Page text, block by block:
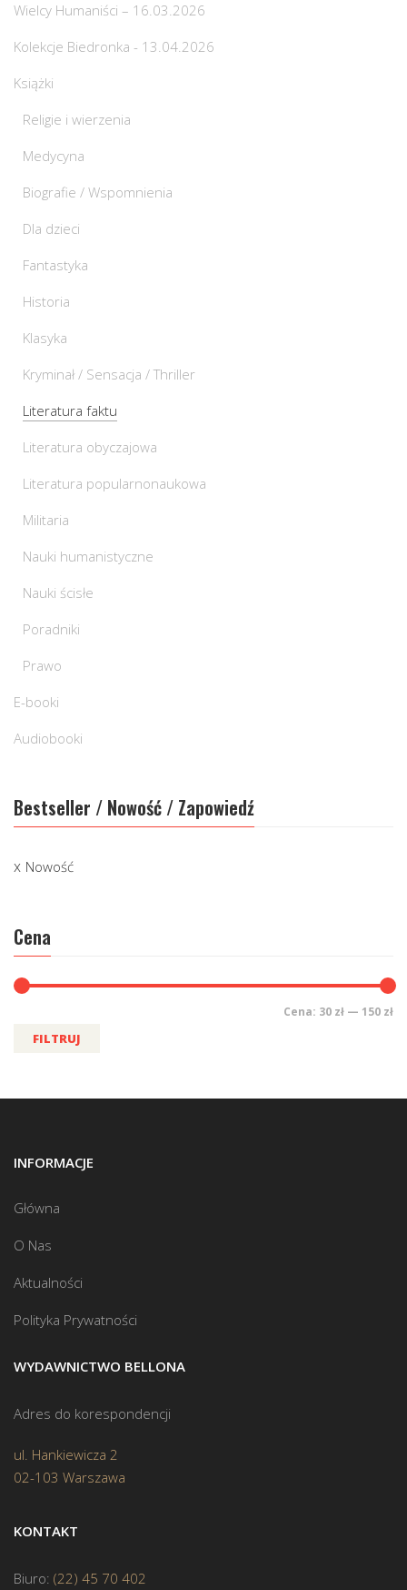
Wielcy Humaniści – 16.03.2026
Kolekcje Biedronka - 13.04.2026
Książki
Religie i wierzenia
Medycyna
Biografie / Wspomnienia
Dla dzieci
Fantastyka
Historia
Klasyka
Kryminał / Sensacja / Thriller
Literatura faktu
Literatura obyczajowa
Literatura popularnonaukowa
Militaria
Nauki humanistyczne
Nauki ścisłe
Poradniki
Prawo
E-booki
Audiobooki
Bestseller / Nowość / Zapowiedź
Nowość
Cena
FILTRUJ
Cena: 30 zł — 150 zł
INFORMACJE
Główna
O Nas
Aktualności
Polityka Prywatności
WYDAWNICTWO BELLONA
Adres do korespondencji
ul. Hankiewicza 2
02-103 Warszawa
KONTAKT
Biuro: (22) 45 70 402